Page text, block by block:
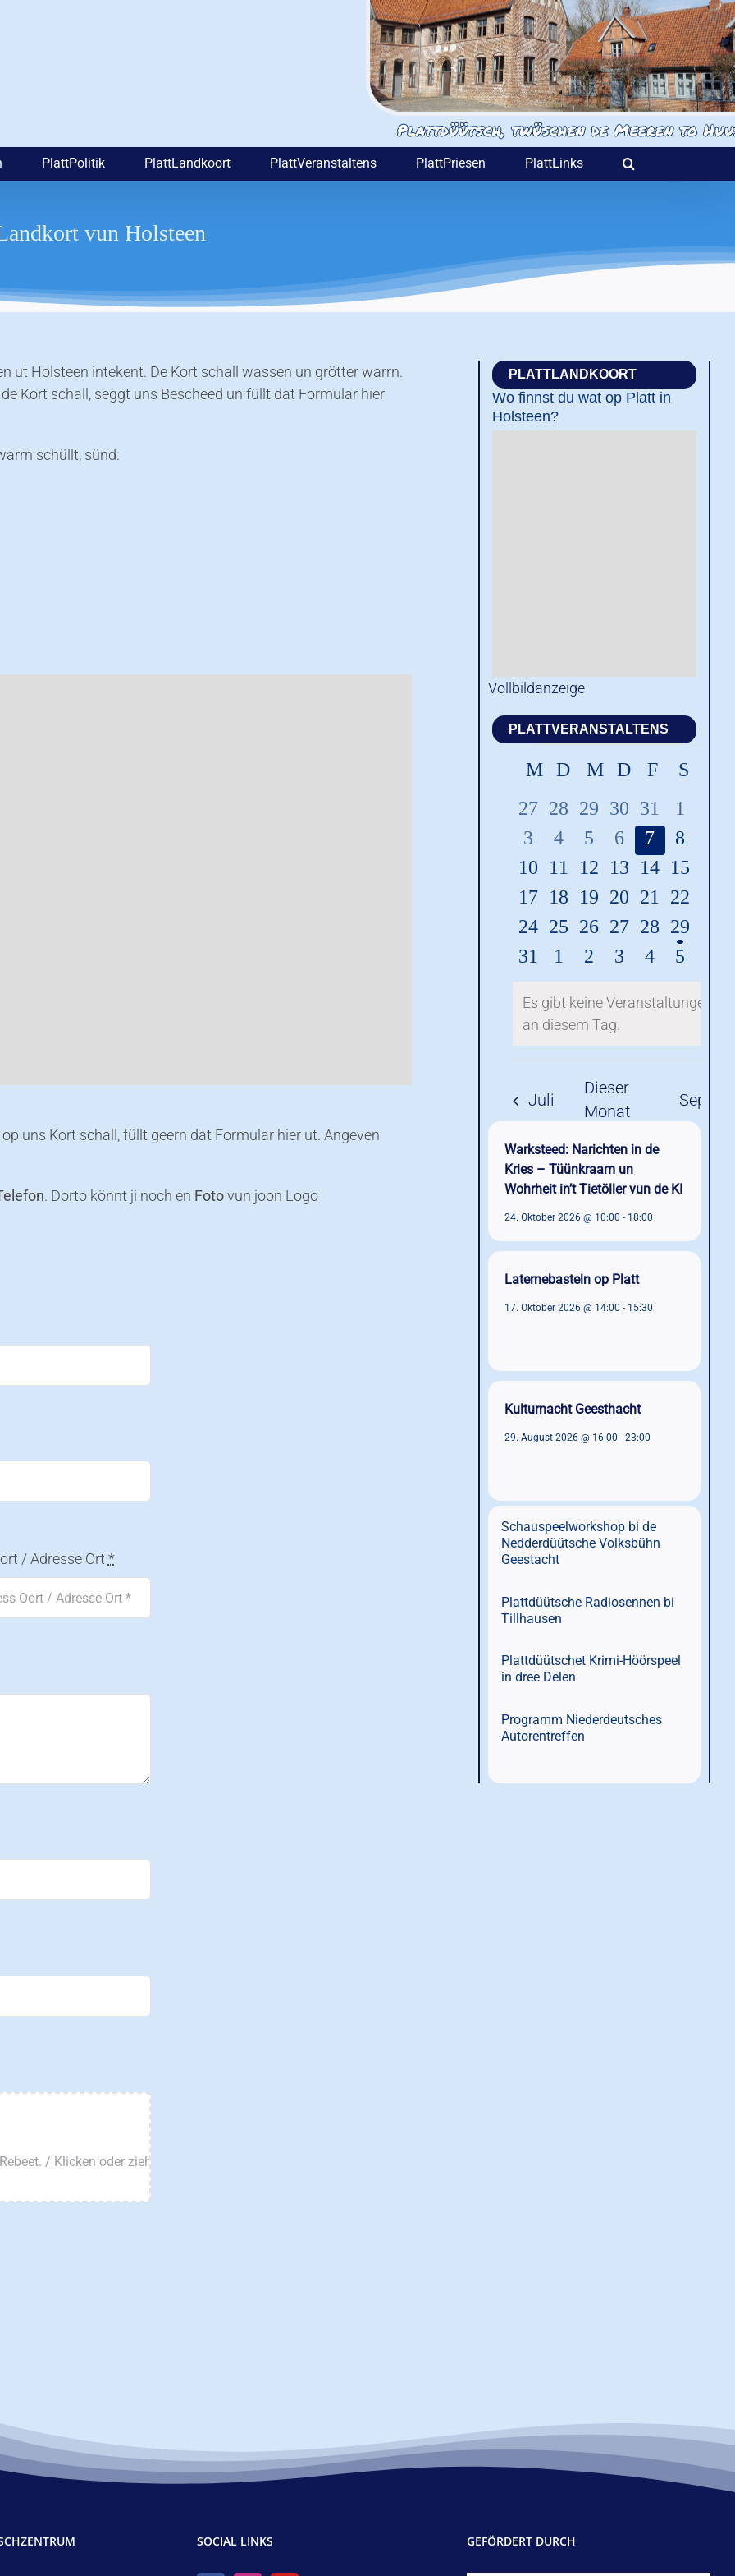
PlattPolitik PlattLandkoort PlattVeranstaltens PlattPriesen PlattLinks
vun Holsteen
ut Holsteen intekent. De Kort schall wassen un grötter warrn.
Kort schall, seggt uns Bescheed un füllt dat Formular hier
schüllt, sünd:
uns Kort schall, füllt geern dat Formular hier ut. Angeven
. Dorto könnt ji noch en Fotovun joon Logo
/ Adresse Ort *
PLATTLANDKOORT
Wo finnst du wat op Platt in
Holsteen?
Vollbildanzeige
PLATTVERANSTALTENS
Warksteed: Narichten in de
Kries – Tüünkraam un
Wohrheit in’t Tietöller vun de KI
24. Oktober 2026 @ 10:00 - 18:00
Laternebasteln op Platt
17. Oktober 2026 @ 14:00 - 15:30
Kulturnacht Geesthacht
29. August 2026 @ 16:00 -23:00
Schauspeelworkshop bi de
Nedderdüütsche Volksbühn
Geestacht
Plattdüütsche Radiosennen bi
Tillhausen
Plattdüütschet Krimi-Höörspeel
in dree Delen
Programm Niederdeutsches
Autorentreffen
SOCIAL LINKS GEFÖRDERT DURCH